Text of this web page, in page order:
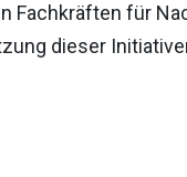
Fachkräften für
dieser